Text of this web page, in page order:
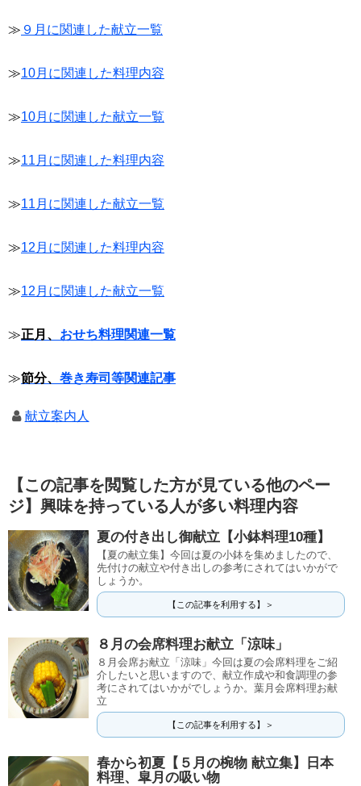
≫ ９月に関連した献立一覧
≫10月に関連した料理内容
≫10月に関連した献立一覧
≫11月に関連した料理内容
≫11月に関連した献立一覧
≫12月に関連した料理内容
≫12月に関連した献立一覧
≫正月、 おせち料理関連一覧
≫節分、 巻き寿司等関連記事
献立案内人
【この記事を閲覧した方が見ている他のペー
ジ】興味を持っている人が多い料理内容
夏の付き出し御献立【小鉢料理10種】
【夏の献立集】今回は夏の小鉢を集めましたので、
先付けの献立や付き出しの参考にされてはいかがで
しょうか。
【この記事を利用する】＞
８月の会席料理お献立「涼味」
８月会席お献立「涼味」今回は夏の会席料理をご紹
介したいと思いますので、献立作成や和食調理の参
考にされてはいかがでしょうか。葉月会席料理お献
立
【この記事を利用する】＞
春から初夏【５月の椀物 献立集】日本
料理、皐月の吸い物